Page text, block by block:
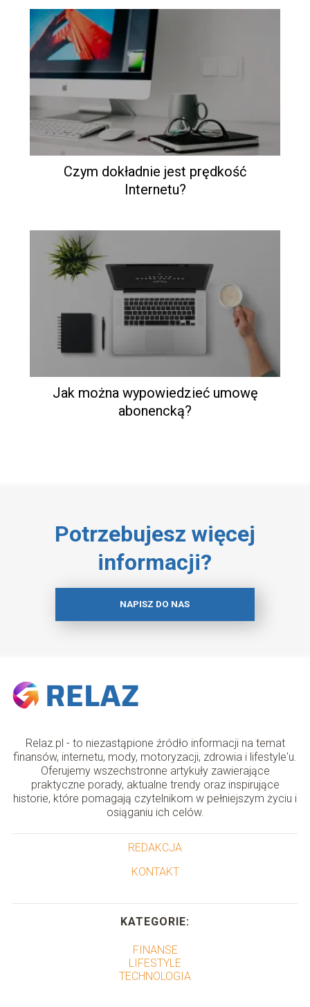
Czym dokładnie jest prędkość
Internetu?
Jak można wypowiedzieć umowę
abonencką?
Potrzebujesz więcej
informacji?
NAPISZ DO NAS
Relaz.pl - to niezastąpione źródło informacji na temat
finansów, internetu, mody, motoryzacji, zdrowia i lifestyle'u.
Oferujemy wszechstronne artykuły zawierające
praktyczne porady, aktualne trendy oraz inspirujące
historie, które pomagają czytelnikom w pełniejszym życiu i
osiąganiu ich celów.
REDAKCJA
KONTAKT
KATEGORIE:
FINANSE
LIFESTYLE
TECHNOLOGIA